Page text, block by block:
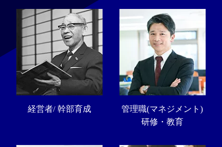
経営者/ 幹部育成
管理職(マネジメント)
研修・教育